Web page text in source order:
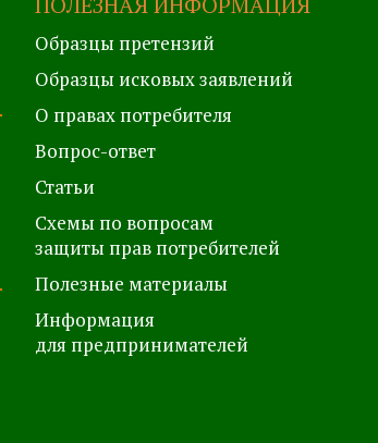
Образцы претензий
Образцы исковых заявлений
О правах потребителя
Вопрос-ответ
Статьи
Схемы по вопросам
защиты прав потребителей
Полезные материалы
Информация
для предпринимателей